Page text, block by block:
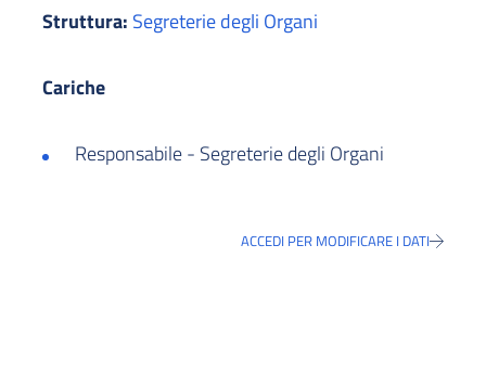
Struttura: Segreterie degli Organi
Cariche
Responsabile - Segreterie degli Organi
ACCEDI PER MODIFICARE I DATI